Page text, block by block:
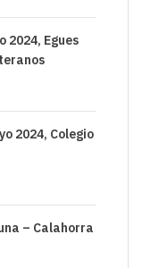
2024, Egues
2024, Colegio
– Calahorra